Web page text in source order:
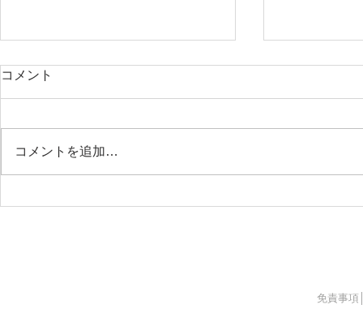
コメント
コメントを追加…
​免責事項